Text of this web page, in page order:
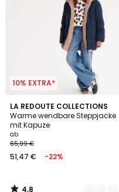
10% EXTRA*
LA REDOUTE COLLECTIONS
Warme wendbare Steppjacke
mit Kapuze
ab
65,99 €
51,47 € -22%
4,8
/ 5
2
Farben
4,8